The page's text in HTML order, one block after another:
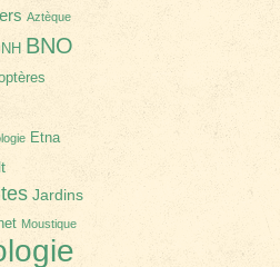
Aztèque
BNO
Etna
Jardins
Moustique